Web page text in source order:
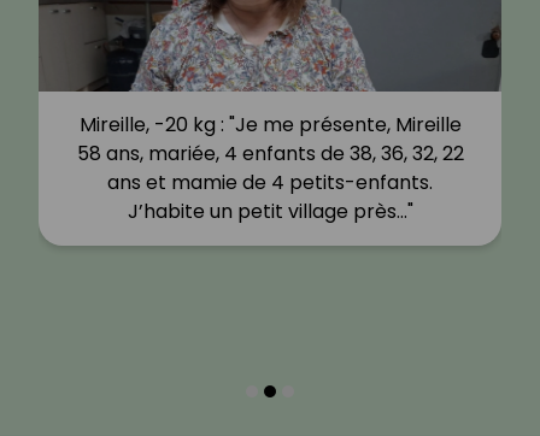
Mireille, -20 kg : "Je me présente, Mireille
58 ans, mariée, 4 enfants de 38, 36, 32, 22
ans et mamie de 4 petits-enfants.
J’habite un petit village près…"